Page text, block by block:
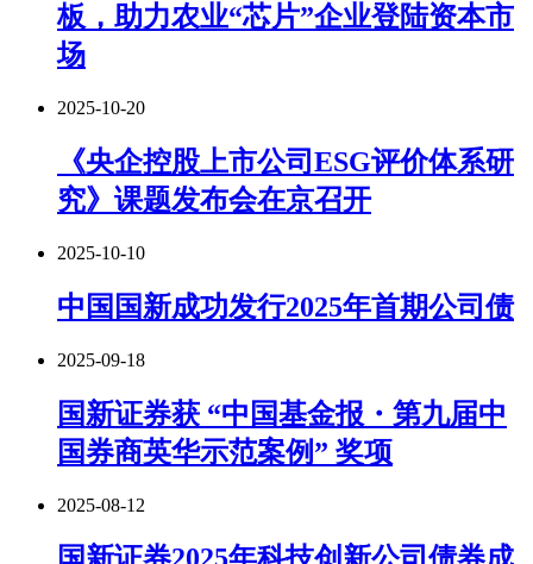
板，助力农业“芯片”企业登陆资本市
场
2025-10-20
《央企控股上市公司ESG评价体系研
究》课题发布会在京召开
2025-10-10
中国国新成功发行2025年首期公司债
2025-09-18
国新证券获 “中国基金报・第九届中
国券商英华示范案例” 奖项
2025-08-12